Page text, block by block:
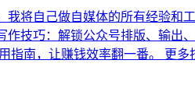
将自己做自媒体的所有经验和
技巧：解锁公众号排版、输出
南，让赚钱效率翻一番。 更多